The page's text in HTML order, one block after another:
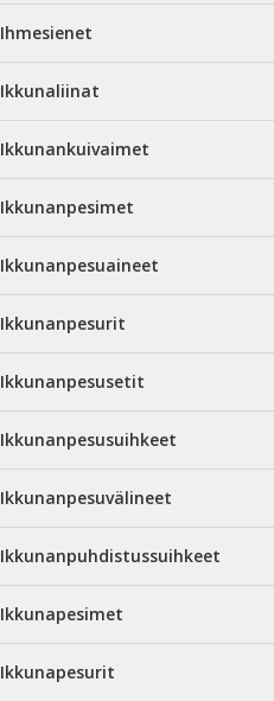
Ihmesienet
Ikkunaliinat
Ikkunankuivaimet
Ikkunanpesimet
Ikkunanpesuaineet
Ikkunanpesurit
Ikkunanpesusetit
Ikkunanpesusuihkeet
Ikkunanpesuvälineet
Ikkunanpuhdistussuihkeet
Ikkunapesimet
Ikkunapesurit